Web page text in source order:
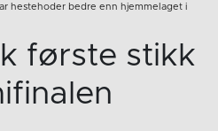
hestehoder bedre enn hjemmelaget i
første stikk